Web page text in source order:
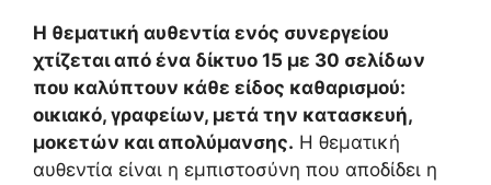
Η θεματική αυθεντία ενός συνεργείου
χτίζεται από ένα δίκτυο 15 με 30 σελίδων
που καλύπτουν κάθε είδος καθαρισμού:
οικιακό, γραφείων, μετά την κατασκευή,
μοκετών και απολύμανσης. Η θεματική
αυθεντία είναι η εμπιστοσύνη που αποδίδει η